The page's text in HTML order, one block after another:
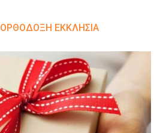
ΟΡΘΌΔΟΞΗ ΕΚΚΛΗΣΊΑ